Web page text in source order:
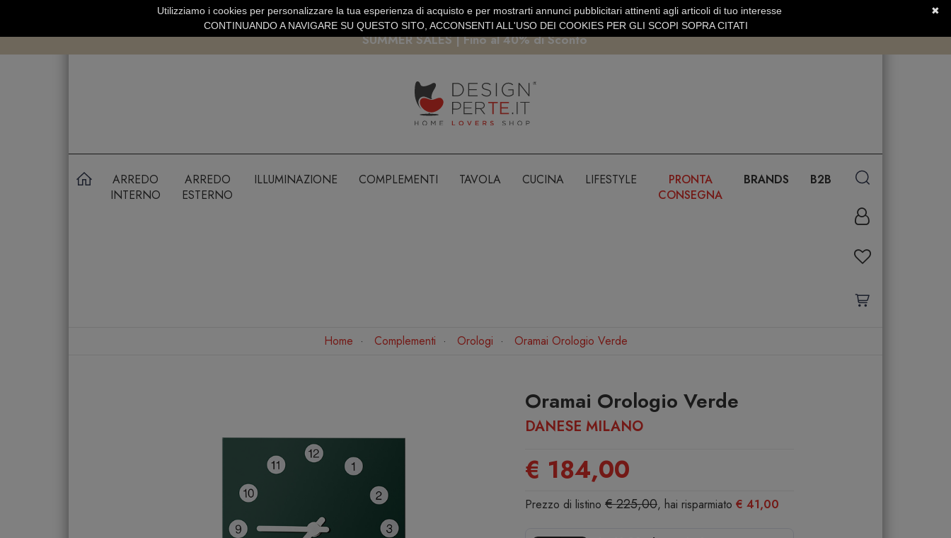
SPEDIZIONE GRATUITA SOPRA 99 EURO PAGAMENTO SICURO PAYPAL · CARTA DI CREDITO SERVIZIO CLIENTI +39.0773.470.562
SUMMER SALES | Fino al 40% di Sconto
ARREDO
INTERNO
ARREDO
ESTERNO
ILLUMINAZIONE COMPLEMENTI TAVOLA CUCINA LIFESTYLE
PRONTA
CONSEGNA
BRANDS B2B
Home Complementi Orologi Oramai Orologio Verde
Oramai Orologio Verde
DANESE MILANO
€ 184,00
Prezzo di listino € 225,00, hai risparmiato € 41,00
✖
Utilizziamo i cookies per personalizzare la tua esperienza di acquisto e per mostrarti annunci pubblicitari attinenti agli articoli di tuo interesse
CONTINUANDO A NAVIGARE SU QUESTO SITO, ACCONSENTI ALL'USO DEI COOKIES PER GLI SCOPI SOPRA CITATI